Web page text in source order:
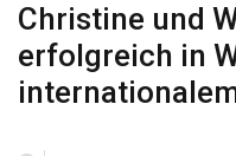
Christine und
erfolgreich in